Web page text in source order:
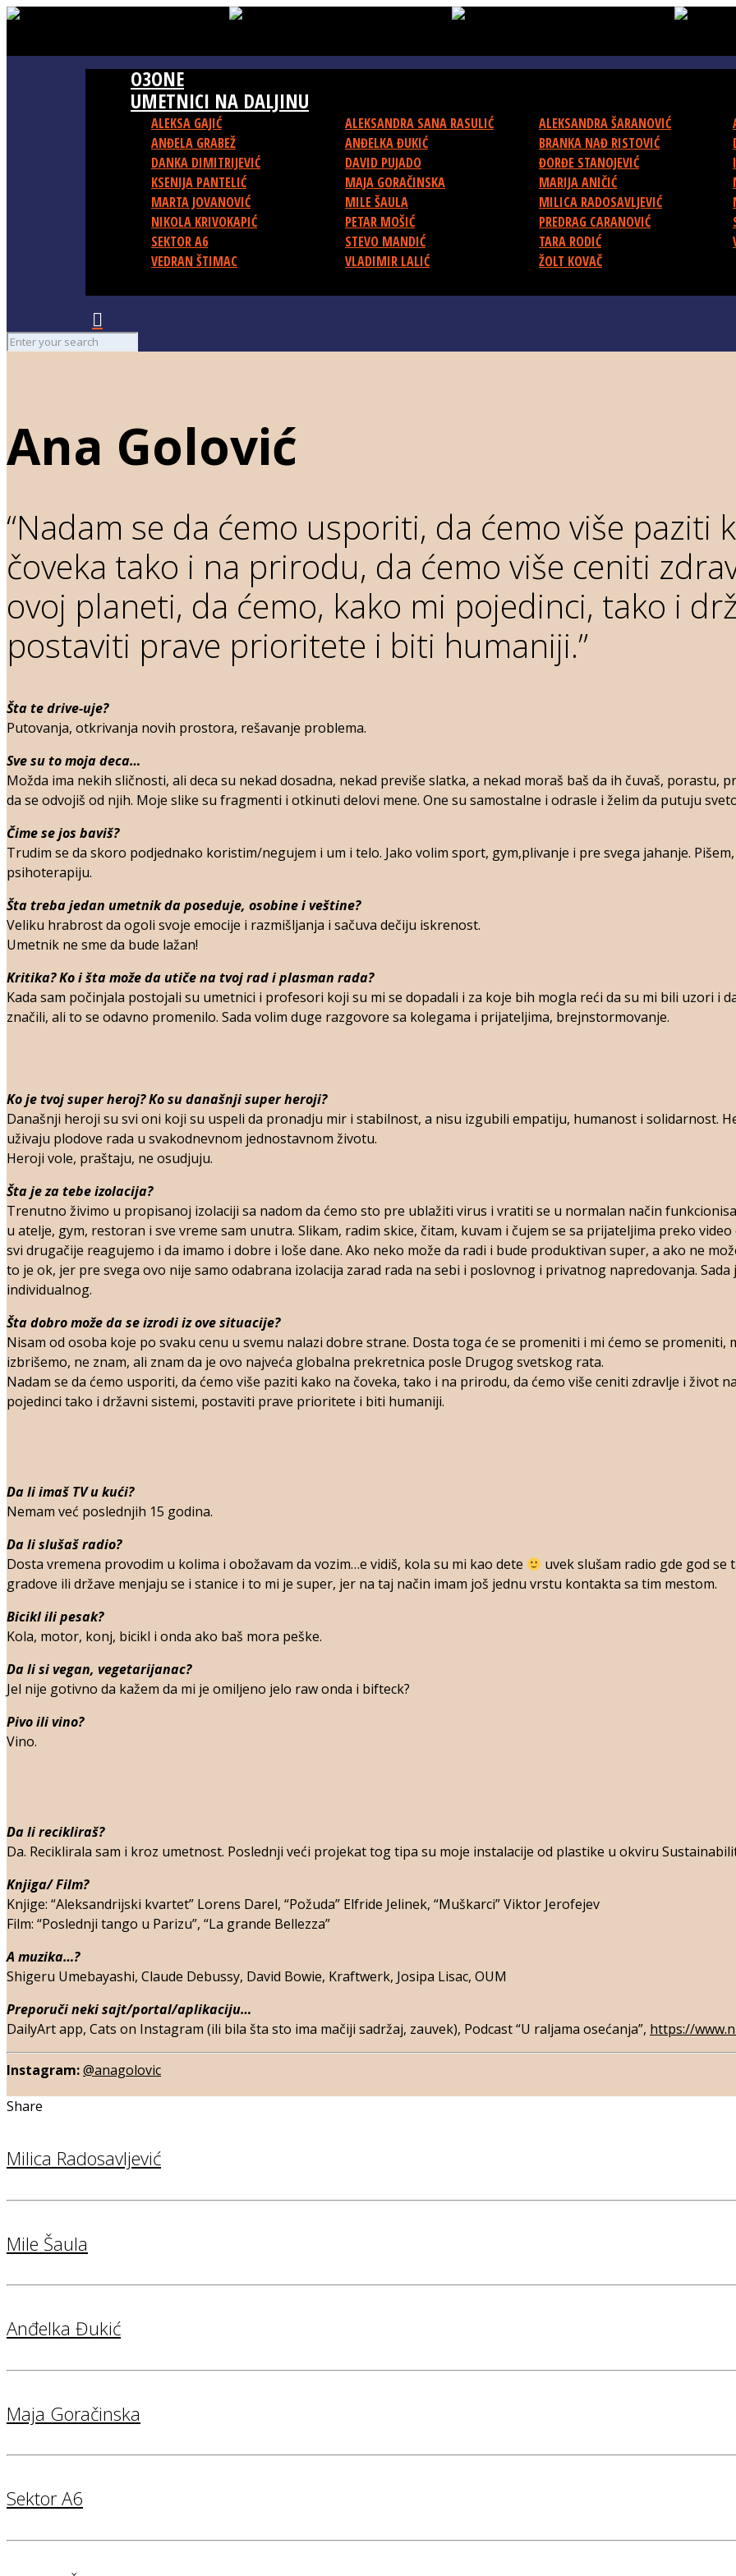
O3ONE
UMETNICI NA DALJINU
ALEKSA GAJIĆ ALEKSANDRA SANA RASULIĆ ALEKSANDRA ŠARANOVIĆ
ANĐELA GRABEŽ
ANĐELKA ĐUKIĆ BRANKA NAĐ RISTOVIĆ
DANKA DIMITRIJEVIĆ
DAVID PUJADO ĐORĐE STANOJEVIĆ
KSENIJA PANTELIĆ
MAJA GORAČINSKA MARIJA ANIČIĆ
MARTA JOVANOVIĆ
MILE ŠAULA MILICA RADOSAVLJEVIĆ
NIKOLA KRIVOKAPIĆ
PETAR MOŠIĆ PREDRAG CARANOVIĆ
SEKTOR A6
STEVO MANDIĆ TARA RODIĆ
VEDRAN ŠTIMAC
VLADIMIR LALIĆ ŽOLT KOVAČ
Ana Golović
“Nadam se da ćemo usporiti, da ćemo više paziti
čoveka tako i na prirodu, da ćemo više ceniti
ovoj planeti, da ćemo, kako mi pojedinci, tako i
postaviti prave prioritete i biti humaniji.”
Šta te drive-uje?
Putovanja, otkrivanja novih prostora, rešavanje problema.
Sve su to moja deca…
Možda ima nekih sličnosti, ali deca su nekad dosadna, nekad previše slatka, a nekad moraš baš da ih čuvaš, porastu,
da se odvojiš od njih. Moje slike su fragmenti i otkinuti delovi mene. One su samostalne i odrasle i želim da putuju
Čime se jos baviš?
Trudim se da skoro podjednako koristim/negujem i um i telo. Jako volim sport, gym,plivanje i pre svega jahanje.
psihoterapiju.
Šta treba jedan umetnik da poseduje, osobine i veštine?
Veliku hrabrost da ogoli svoje emocije i razmišljanja i sačuva dečiju iskrenost.
Umetnik ne sme da bude lažan!
Kritika? Ko i šta može da utiče na tvoj rad i plasman rada?
Kada sam počinjala postojali su umetnici i profesori koji su mi se dopadali i za koje bih mogla reći da su mi bili uzori i
značili, ali to se odavno promenilo. Sada volim duge razgovore sa kolegama i prijateljima, brejnstormovanje.
Ko je tvoj super heroj? Ko su današnji super heroji?
Današnji heroji su svi oni koji su uspeli da pronadju mir i stabilnost, a nisu izgubili empatiju, humanost i solidarnost.
uživaju plodove rada u svakodnevnom jednostavnom životu.
Heroji vole, praštaju, ne osudjuju.
Šta je za tebe izolacija?
Trenutno živimo u propisanoj izolaciji sa nadom da ćemo sto pre ublažiti virus i vratiti se u normalan način
u atelje, gym, restoran i sve vreme sam unutra. Slikam, radim skice, čitam, kuvam i čujem se sa prijateljima preko
svi drugačije reagujemo i da imamo i dobre i loše dane. Ako neko može da radi i bude produktivan super, a ako ne
to je ok, jer pre svega ovo nije samo odabrana izolacija zarad rada na sebi i poslovnog i privatnog napredovanja.
individualnog.
Šta dobro može da se izrodi iz ove situacije?
Nisam od osoba koje po svaku cenu u svemu nalazi dobre strane. Dosta toga će se promeniti i mi ćemo se promeniti,
izbrišemo, ne znam, ali znam da je ovo najveća globalna prekretnica posle Drugog svetskog rata.
Nadam se da ćemo usporiti, da ćemo više paziti kako na čoveka, tako i na prirodu, da ćemo više ceniti zdravlje i život
pojedinci tako i državni sistemi, postaviti prave prioritete i biti humaniji.
Da li imaš TV u kući?
Nemam već poslednjih 15 godina.
Da li slušaš radio?
Dosta vremena provodim u kolima i obožavam da vozim…e vidiš, kola su mi kao dete
uvek slušam radio gde god se
gradove ili države menjaju se i stanice i to mi je super, jer na taj način imam još jednu vrstu kontakta sa tim mestom.
Bicikl ili pesak?
Kola, motor, konj, bicikl i onda ako baš mora peške.
Da li si vegan, vegetarijanac?
Jel nije gotivno da kažem da mi je omiljeno jelo raw onda i bifteck?
Pivo ili vino?
Vino.
Da li recikliraš?
Da. Reciklirala sam i kroz umetnost. Poslednji veći projekat tog tipa su moje instalacije od plastike u okviru
Knjiga/ Film?
Knjige: “Aleksandrijski kvartet” Lorens Darel, “Požuda” Elfride Jelinek, “Muškarci” Viktor Jerofejev
Film: “Poslednji tango u Parizu”, “La grande Bellezza”
A muzika…?
Shigeru Umebayashi, Claude Debussy, David Bowie, Kraftwerk, Josipa Lisac, OUM
Preporuči neki sajt/portal/aplikaciju…
DailyArt app, Cats on Instagram (ili bila šta sto ima mačiji sadržaj, zauvek), Podcast “U raljama osećanja”, https://
Instagram:@anagolovic
Share
Milica Radosavljević
Mile Šaula
Anđelka Đukić
Maja Goračinska
Sektor A6